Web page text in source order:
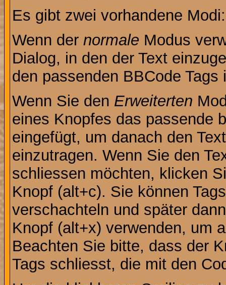
Es gibt zwei vorhandene
Wenn der normale Modus
Dialog, in den der Text
den passenden BBCode
Wenn Sie den Erweiterten
eines Knopfes das passende
eingefügt, um danach den
einzutragen. Wenn Sie den
schliessen möchten, klicken
Knopf (alt+c). Sie können
verschachteln und später
Knopf (alt+x) verwenden, um
Beachten Sie bitte, dass der
Tags schliesst, die mit den